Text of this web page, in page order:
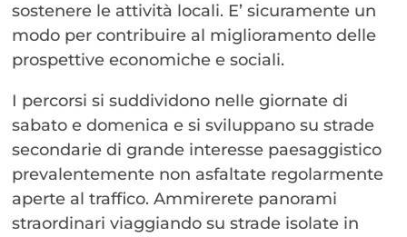
sostenere le attività locali. E’ sicuramente un
modo per contribuire al miglioramento delle
prospettive economiche e sociali.
I percorsi si suddividono nelle giornate di
sabato e domenica e si sviluppano su strade
secondarie di grande interesse paesaggistico
prevalentemente non asfaltate regolarmente
aperte al traffico. Ammirerete panorami
straordinari viaggiando su strade isolate in